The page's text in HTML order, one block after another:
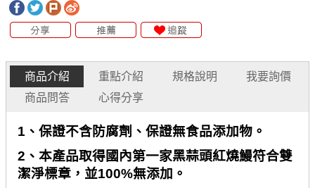
商品介紹 重點介紹 規格說明
我要詢價
商品問答
心得分享
1 、保證不含防腐劑、保證無食品添加物。
2 、本產品取得國內第一家黑蒜頭紅燒鰻符合雙
潔淨標章，並100%無添加。